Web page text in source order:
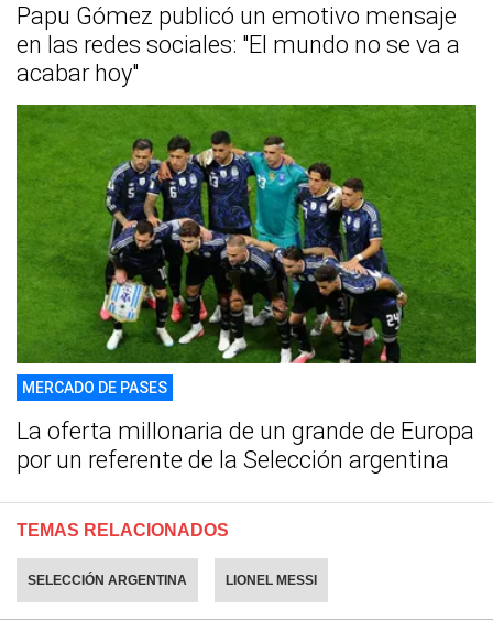
Papu Gómez publicó un emotivo mensaje
en las redes sociales: "El mundo no se va a
acabar hoy"
MERCADO DE PASES
La oferta millonaria de un grande de Europa
por un referente de la Selección argentina
TEMAS RELACIONADOS
SELECCIÓN ARGENTINA LIONEL MESSI